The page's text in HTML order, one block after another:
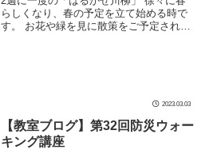
らしくなり、春の予定を立て始める時で
す。 お花や緑を見に散策をご予定される
2023.03.03
【教室ブログ】第32回防災ウォー
キング講座